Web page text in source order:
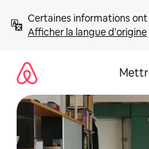
directement
Afficher la langue d'origine